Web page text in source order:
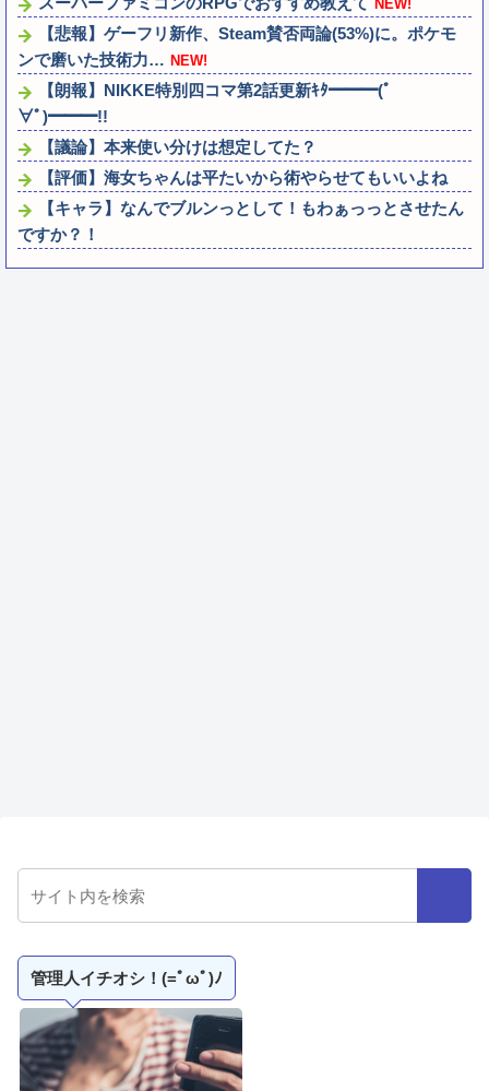
NEW!
【悲報】ゲーフリ新作、Steam賛否両論(53%)に。ポケモ
ンで磨いた技術力… NEW!
【朗報】NIKKE特別四コマ第2話更新ｷﾀ━━━(ﾟ
∀ﾟ)━━━!!
【議論】本来使い分けは想定してた？
【評価】海女ちゃんは平たいから術やらせてもいいよね
【キャラ】なんでブルンっとして！もわぁっっとさせたん
ですか？！
管理人イチオシ！(=ﾟωﾟ)ﾉ